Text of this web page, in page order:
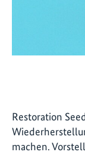
Restoration
machen.